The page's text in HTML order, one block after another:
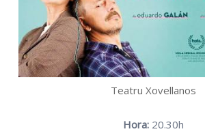
Teatru Xovellanos
Hora:20.30h